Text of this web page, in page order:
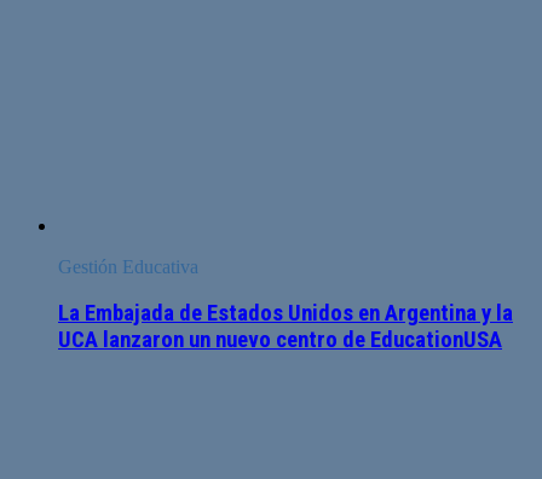
Gestión Educativa
La Embajada de Estados Unidos en Argentina y la
UCA lanzaron un nuevo centro de EducationUSA